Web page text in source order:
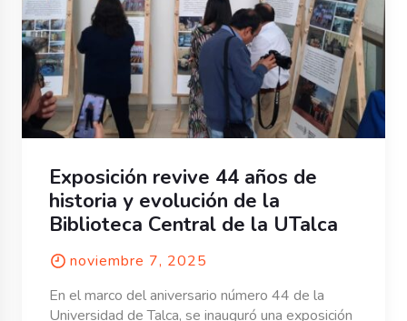
Exposición revive 44 años de
historia y evolución de la
Biblioteca Central de la UTalca
noviembre 7, 2025
En el marco del aniversario número 44 de la
Universidad de Talca, se inauguró una exposición